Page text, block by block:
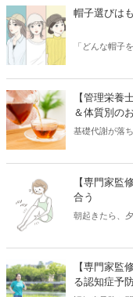
の位置が下が
介します。
帽子選びは
「どんな帽子
に、似合う帽
【管理栄養
＆体質別の
基礎代謝が落
た飲み物なの
らないかもし
さん監修のも
別のおすすめ
【専門家監
合う
朝起きたら、
いて、国際中
す。
【専門家監
る認知症予